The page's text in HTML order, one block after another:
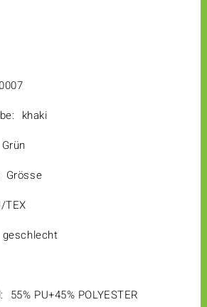
khaki
Grün
Grösse
TEX
geschlecht
55% PU+45% POLYESTER